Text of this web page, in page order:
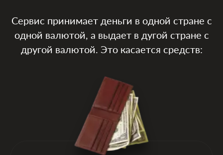
Контакты
Прием и выдача наличных
Оплата инвойсов
Сервис принимает деньги в одной стране с
одной валютой, а выдает в дугой стране с
другой валютой. Это касается средств: